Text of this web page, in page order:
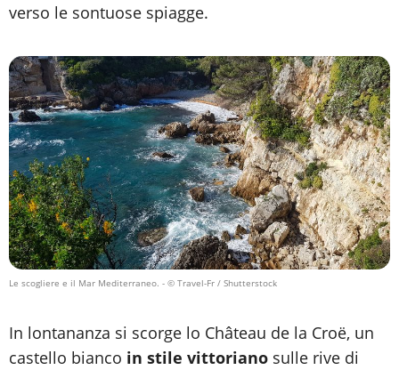
verso le sontuose spiagge.
Le scogliere e il Mar Mediterraneo. - © Travel-Fr / Shutterstock
In lontananza si scorge lo Château de la Croë, un
castello bianco in stile vittoriano sulle rive di